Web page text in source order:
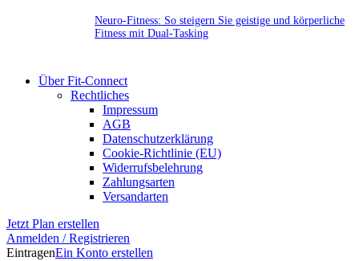
Neuro-Fitness: So steigern Sie geistige und körperliche
Fitness mit Dual-Tasking
Über Fit-Connect
Rechtliches
Impressum
AGB
Datenschutzerklärung
Cookie-Richtlinie (EU)
Widerrufsbelehrung
Zahlungsarten
Versandarten
Jetzt Plan erstellen
Anmelden / Registrieren
EintragenEin Konto erstellen